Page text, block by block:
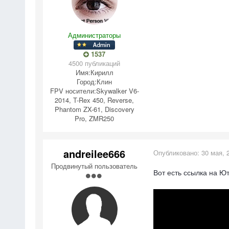
Администраторы
1537
4500 публикаций
Имя:Кирилл
Город:Клин
FPV носители:Skywalker V6-
2014, T-Rex 450, Reverse,
Phantom ZX-61, Discovery
Pro, ZMR250
andreilee666
Продвинутый пользователь
Опубликовано: 30 мая,
Вот есть ссылка на